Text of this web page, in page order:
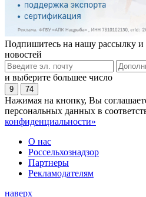
Подпишитесь на нашу рассылку и
новостей
и выберите большее число
9 74
Нажимая на кнопку, Вы
персональных данных в
конфиденциальности»
О нас
Россельхознадзор
Партнеры
Рекламодателям
наверх